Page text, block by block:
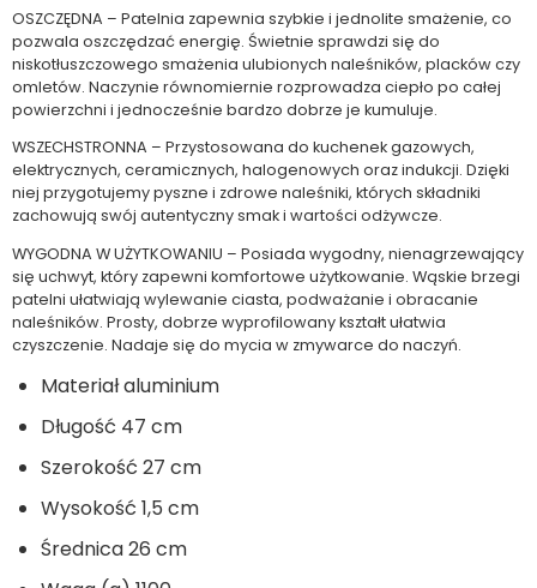
OSZCZĘDNA – Patelnia zapewnia szybkie i jednolite smażenie, co
pozwala oszczędzać energię. Świetnie sprawdzi się do
niskotłuszczowego smażenia ulubionych naleśników, placków czy
omletów. Naczynie równomiernie rozprowadza ciepło po całej
powierzchni i jednocześnie bardzo dobrze je kumuluje.
WSZECHSTRONNA – Przystosowana do kuchenek gazowych,
elektrycznych, ceramicznych, halogenowych oraz indukcji. Dzięki
niej przygotujemy pyszne i zdrowe naleśniki, których składniki
zachowują swój autentyczny smak i wartości odżywcze.
WYGODNA W UŻYTKOWANIU – Posiada wygodny, nienagrzewający
się uchwyt, który zapewni komfortowe użytkowanie. Wąskie brzegi
patelni ułatwiają wylewanie ciasta, podważanie i obracanie
naleśników. Prosty, dobrze wyprofilowany kształt ułatwia
czyszczenie. Nadaje się do mycia w zmywarce do naczyń.
Materiał aluminium
Długość 47 cm
Szerokość 27 cm
Wysokość 1,5 cm
Średnica 26 cm